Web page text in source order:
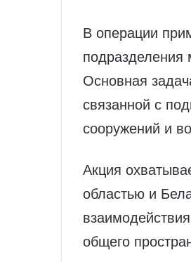
В операции
подразделения
Основная
связанной с
сооружений и
Акция
областью и
общего